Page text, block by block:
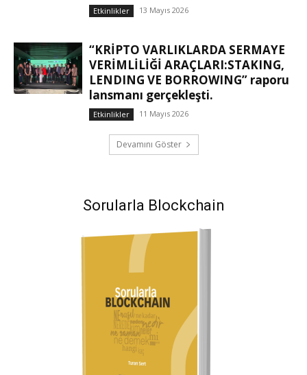
Etkinlikler 13 Mayıs 2026
“KRİPTO VARLIKLARDA SERMAYE
VERİMLİLİĞİ ARAÇLARI:STAKING,
LENDING VE BORROWING” raporu
lansmanı gerçekleşti.
Etkinlikler 11 Mayıs 2026
Devamını Göster
Sorularla Blockchain